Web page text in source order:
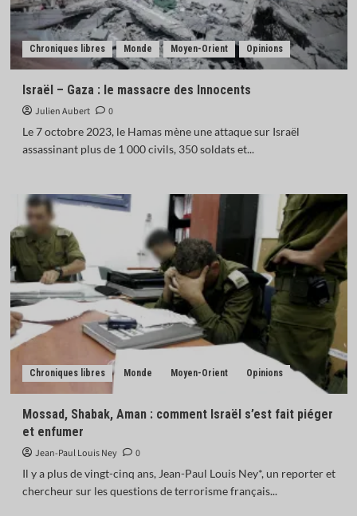
Chroniques libres Monde Moyen-Orient Opinions
Israël – Gaza : le massacre des Innocents
Julien Aubert
0
Le 7 octobre 2023, le Hamas mène une attaque sur Israël
assassinant plus de 1 000 civils, 350 soldats et...
Chroniques libres Monde Moyen-Orient Opinions
Mossad, Shabak, Aman : comment Israël s’est fait piéger
et enfumer
Jean-Paul Louis Ney
0
Il y a plus de vingt-cinq ans, Jean-Paul Louis Ney*, un reporter et
chercheur sur les questions de terrorisme français...